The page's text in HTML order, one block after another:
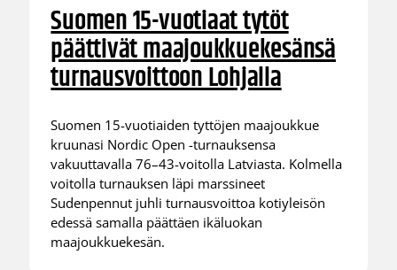
Suomen 15-vuotiaat tytöt
päättivät maajoukkuekesänsä
turnausvoittoon Lohjalla
Suomen 15-vuotiaiden tyttöjen maajoukkue
kruunasi Nordic Open -turnauksensa
vakuuttavalla 76–43-voitolla Latviasta. Kolmella
voitolla turnauksen läpi marssineet
Sudenpennut juhli turnausvoittoa kotiyleisön
edessä samalla päättäen ikäluokan
maajoukkuekesän.